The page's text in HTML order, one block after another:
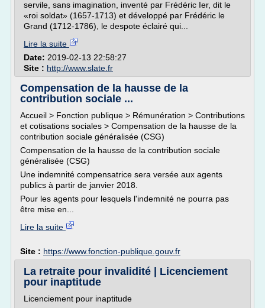
servile, sans imagination, inventé par Frédéric Ier, dit le
«roi soldat» (1657-1713) et développé par Frédéric le
Grand (1712-1786), le despote éclairé qui...
Lire la suite
Date: 2019-02-13 22:58:27
Site : http://www.slate.fr
Compensation de la hausse de la
contribution sociale ...
Accueil > Fonction publique > Rémunération > Contributions
et cotisations sociales > Compensation de la hausse de la
contribution sociale généralisée (CSG)
Compensation de la hausse de la contribution sociale
généralisée (CSG)
Une indemnité compensatrice sera versée aux agents
publics à partir de janvier 2018.
Pour les agents pour lesquels l'indemnité ne pourra pas
être mise en...
Lire la suite
Site : https://www.fonction-publique.gouv.fr
La retraite pour invalidité | Licenciement
pour inaptitude
Licenciement pour inaptitude